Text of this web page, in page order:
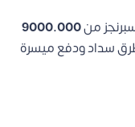
من
سداد ودفع ميسرة